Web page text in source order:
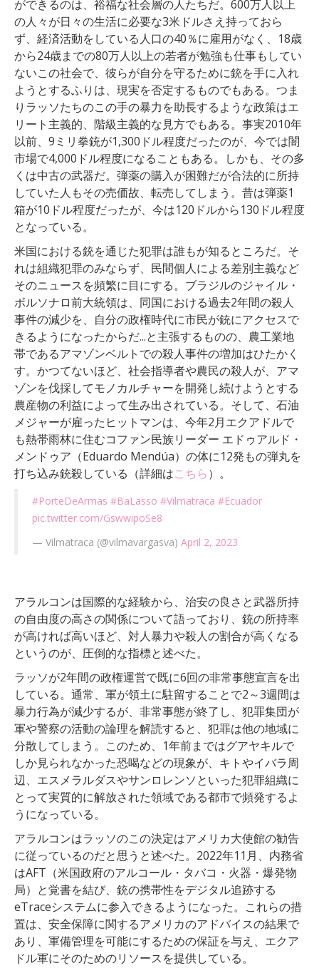
ができるのは、裕福な社会層の人たちだ。600万人以上
の人々が日々の生活に必要な3米ドルさえ持っておら
ず、経済活動をしている人口の40％に雇用がなく、18歳
から24歳までの80万人以上の若者が勉強も仕事もしてい
ないこの社会で、彼らが自分を守るために銃を手に入れ
ようとするふりは、現実を否定するものでもある。つま
りラッソたちのこの手の暴力を助長するような政策はエ
リート主義的、階級主義的な見方でもある。事実2010年
以前、 9 ミリ拳銃が1,300 ドル程度だったのが、 今では闇
市場で4,000 ドル程度になること もある。 しかも、 その多
く は中古の武器だ。 弾薬の購入が困難だが合法的に所持
していた人もその売価故、転売してしまう。 昔は弾薬1
箱が10 ドル程度だったが、 今は120 ドルから130 ドル程度
となっている。
米国における銃を通じた犯罪は誰もが知るところだ。そ
れは組織犯罪のみならず、民間個人による差別主義など
そのニュースを頻繁に目にする。 ブラジルのジャイル ・
ボルソナロ前大統領は、 同国における過去2年間の殺人
事件の減少を、 自分の政権時代に市民が銃にアクセスで
きるよう になったからだ...と主張するものの、 農工業地
帯であるアマゾンベルト での殺人事件の増加はひたかく
す。かつてないほど、社会指導者や農民の殺人が、アマ
ゾンを伐採してモノカルチャーを開発し続けようとする
農産物の利益によって生み出されている。そして、石油
メジャーが雇ったヒットマンは、今年2月エクアドルで
も熱帯雨林に住むコファン民族リーダー エドゥアルド・
メンドゥア（Eduardo Mendúa）の体に12発もの弾丸を
打ち込み銃殺している（詳細はこちら）。
#PorteDeArmas #BaLasso #Vilmatraca #Ecuador
pic.twitter.com/GswwipoSe8
— Vilmatraca (@vilmavargasva) April 2, 2023
アラルコンは国際的な経験から、治安の良さと武器所持
の自由度の高さの関係について語っており、銃の所持率
が高ければ高いほど、対人暴力や殺人の割合が高くなる
というのが、圧倒的な指標と述べた。
ラッソが2年間の政権運営で既に6回の非常事態宣言を出
している。 通常、 軍が領土に駐留することで2～3週間は
暴力行為が減少するが、 非常事態が終了 し、 犯罪集団が
軍や警察の活動の論理を解読すると 、 犯罪は他の地域に
分散して しまう 。 このため、 1年前まではグアヤキルで
しか見られなかった恐喝などの現象が、 キトやイバラ周
辺、 エスメラルダスやサンロレンソといった犯罪組織に
とって実質的に解放された領域である都市で頻発するよ
う になっている。
アラルコンはラッソのこの決定はアメリカ大使館の勧告
に従っているのだと思うと述べた。 2022年11 月 、 内務省
はAFT （米国政府のアルコール ・ タバコ ・ 火器 ・ 爆発物
局） と覚書を結び、 銃の携帯性をデジタル追跡する
eTraceシステムに参入できるよう になった。 これらの措
置は、 安全保障に関するアメリカのアドバイスの結果で
あり 、 軍備管理を可能にするための保証を与え 、 エクア
ドル軍にそのためのリソースを提供している。